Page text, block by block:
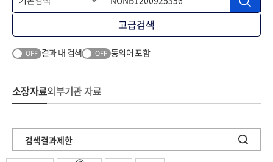
고급검색
OFF 결과 내 검색 OFF 동의어 포함
소장자료외부기관 자료
검색결과제한